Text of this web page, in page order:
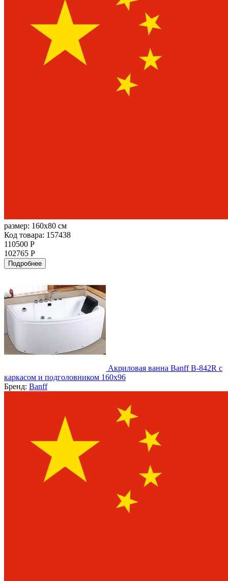
размер: 160x80 см
Код товара: 157438
110500 Р
102765 Р
Подробнее
Акриловая ванна Banff B-842R с
каркасом и подголовником 160х96
Бренд: Banff